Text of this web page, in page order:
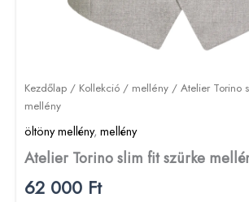
Kezdőlap / Kollekció / mellény / Atelier Torino
mellény
öltöny mellény, mellény
Atelier Torino slim fit szürke
62 000 Ft